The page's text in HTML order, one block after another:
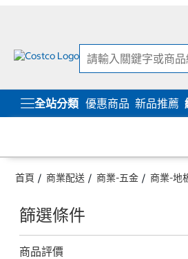
全站分類 優惠商品 新品推薦
首頁 商業配送 商業-五金 商業-地
篩選條件
商品評價